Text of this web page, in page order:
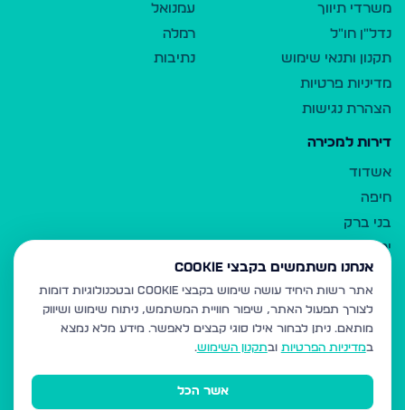
משרדי תיווך
נדל"ן חו"ל
תקנון ותנאי שימוש
מדיניות פרטיות
הצהרת נגישות
עמנואל
רמלה
נתיבות
דירות למכירה
אשדוד
חיפה
בני ברק
ירושלים
אלעד
גבעת זאב
בית שמש
רכסים
מודיעין עילית
אנחנו משתמשים בקבצי Cookie
אתר רשות היחיד עושה שימוש בקבצי Cookie ובטכנולוגיות דומות
לצורך תפעול האתר, שיפור חוויית המשתמש, ניתוח שימוש ושיווק
מותאם. ניתן לבחור אילו סוגי קבצים לאפשר. מידע מלא נמצא
במדיניות הפרטיות ובתקנון השימוש.
אשר הכל